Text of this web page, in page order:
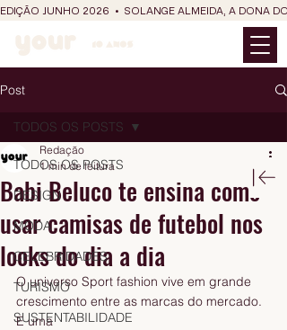
EDIÇÃO JUNHO 2026  •  SOLANGE ALMEIDA, A DONA
Post
TODOS OS POSTS
DESIGN
MODA
CELEBRIDADES
TURISMO
SUSTENTABILIDADE
TODOS OS POSTS
Babi Beluco te ensina como
usar camisas de futebol nos
looks do dia a dia
Redação
1 min de leitura
O universo Sport fashion vive em grande
crescimento entre as marcas do mercado.
E uma